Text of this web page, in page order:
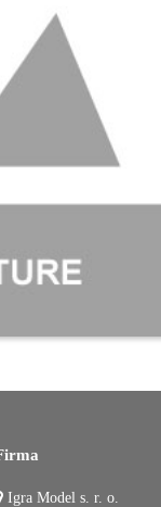
Igra Model s. r. o.